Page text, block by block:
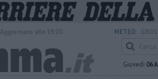
METEO:
Giovedì 06